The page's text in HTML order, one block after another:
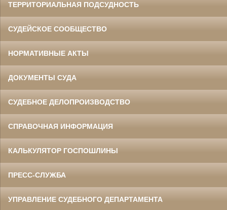
ТЕРРИТОРИАЛЬНАЯ ПОДСУДНОСТЬ
СУДЕЙСКОЕ СООБЩЕСТВО
НОРМАТИВНЫЕ АКТЫ
ДОКУМЕНТЫ СУДА
СУДЕБНОЕ ДЕЛОПРОИЗВОДСТВО
СПРАВОЧНАЯ ИНФОРМАЦИЯ
КАЛЬКУЛЯТОР ГОСПОШЛИНЫ
ПРЕСС-СЛУЖБА
УПРАВЛЕНИЕ СУДЕБНОГО ДЕПАРТАМЕНТА